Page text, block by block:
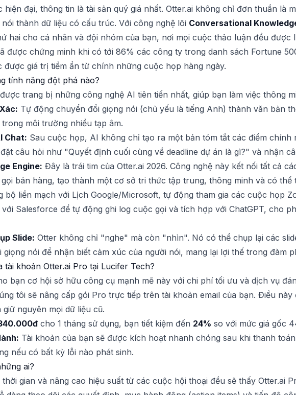
hiện đại, thông tin là tài sản quý giá nhất. Otter.ai không chỉ đơn thuần là
thành dữ liệu có cấu trúc. Với công nghệ lõi Conversational
hai cho cá nhân và đội nhóm của bạn, nơi mọi cuộc thảo luận đều được
được chứng minh khi có tới 86% các công ty trong danh sách Fortune
được giá trị tiềm ẩn từ chính những cuộc họp hàng ngày.
tính năng đột phá nào?
trang bị những công nghệ AI tiên tiến nhất, giúp bạn làm việc thông
Tự động chuyển đổi giọng nói (chủ yếu là tiếng Anh) thành văn bản
môi trường nhiều tạp âm.
Chat: Sau cuộc họp, AI không chỉ tạo ra một bản tóm tắt các điểm
câu hỏi như "Quyết định cuối cùng về deadline dự án là gì?" và nhận
Engine: Đây là trái tim của Otter.ai 2026. Công nghệ này kết nối tất cả
bán hàng, tạo thành một cơ sở tri thức tập trung, thông minh và có thể
bộ liền mạch với Lịch Google/Microsoft, tự động tham gia các cuộc họp
Salesforce để tự động ghi log cuộc gọi và tích hợp với ChatGPT, cho
Slide: Otter không chỉ "nghe" mà còn "nhìn". Nó có thể chụp lại các
nói để nhận biết cảm xúc của người nói, mang lại lợi thế trong đàm
tài khoản Otter.ai Pro tại Lucifer Tech?
bạn cơ hội sở hữu công cụ mạnh mẽ này với chi phí tối ưu và dịch vụ
tôi sẽ nâng cấp gói Pro trực tiếp trên tài khoản email của bạn. Điều
nguyên mọi dữ liệu cũ.
cho 1 tháng sử dụng, bạn tiết kiệm đến 24% so với mức giá gốc
Tài khoản của bạn sẽ được kích hoạt nhanh chóng sau khi thanh
nếu có bất kỳ lỗi nào phát sinh.
ai?
gian và nâng cao hiệu suất từ các cuộc hội thoại đều sẽ thấy Otter.ai